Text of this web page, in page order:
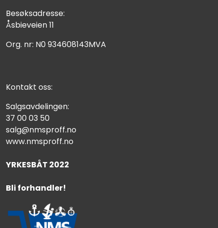
Besøksadresse:
Åsbieveien 11
Org. nr: N0 934608143MVA
Kontakt oss:
Salgsavdelingen:
37 00 03 50
salg@nmsproff.no
www.nmsproff.no
YRKESBÅT 2022
Bli forhandler!